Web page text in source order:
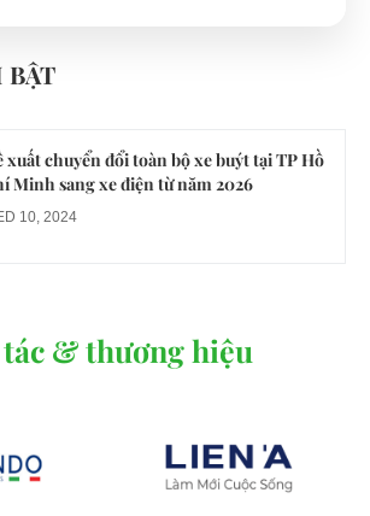
đón du khách ở Quy Nhơn
BẬT
xuất chuyển đổi toàn bộ xe buýt tại TP Hồ
Minh sang xe điện từ năm 2026
10, 2024
& thương hiệu